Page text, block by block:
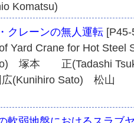
Komatsu)
クレーンの無人運転
Yard Crane for Hot Steel
塚本 正(Tadashi
(Kunihiro Sato) 松山